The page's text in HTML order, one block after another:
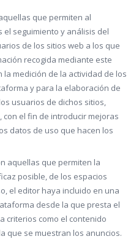
que permiten al
seguimiento y análisis del
de los sitios web a los que
recogida mediante este
medición de la actividad de los
y para la elaboración de
usuarios de dichos sitios,
el fin de introducir mejoras
datos de uso que hacen los
aquellas que permiten la
posible, de los espacios
el editor haya incluido en una
desde la que presta el
criterios como el contenido
que se muestran los anuncios.